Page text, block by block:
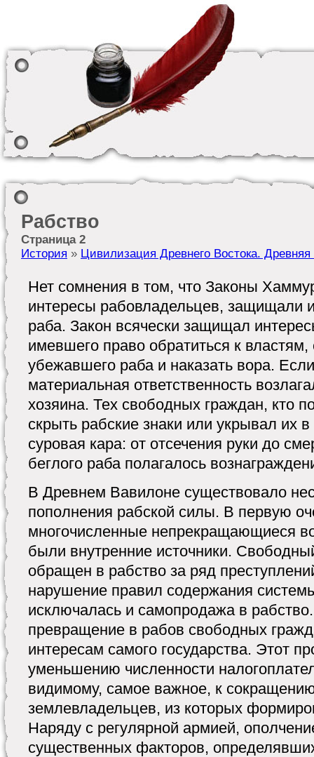
Рабство
Страница 2
История » Цивилизация Древнего Востока.
Нет сомнения в том, что Законы
интересы рабовладельцев, защищали
раба. Закон всячески защищал
имевшего право обратиться к властям,
убежавшего раба и наказать вора.
материальная ответственность
хозяина. Тех свободных граждан, кто
скрыть рабские знаки или укрывал их
суровая кара: от отсечения руки до
беглого раба полагалось
В Древнем Вавилоне существовало
пополнения рабской силы. В первую
многочисленные непрекращающиеся
были внутренние источники.
обращен в рабство за ряд
нарушение правил содержания
исключалась и самопродажа в
превращение в рабов свободных
интересам самого государства. Этот
уменьшению численности
видимому, самое важное, к
землевладельцев, из которых
Наряду с регулярной армией,
существенных факторов,